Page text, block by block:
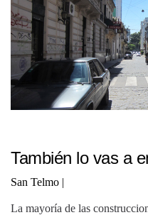
También lo vas a
San Telmo |
La mayoría de las